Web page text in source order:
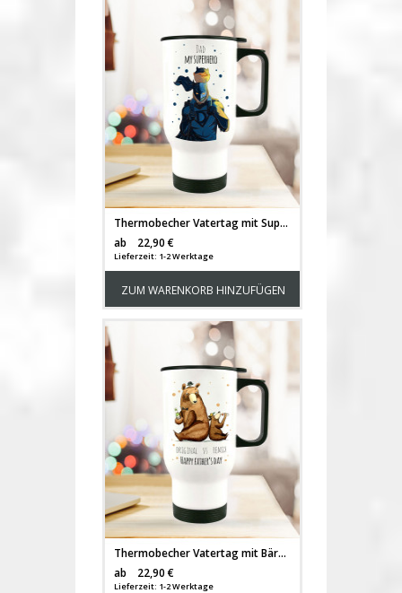
Thermobecher Vatertag mit Superhelden Punkten und Spruch dad my superhero tb092
ab
22,90 €
Lieferzeit: 1-2 Werktage
ZUM WARENKORB HINZUFÜGEN
Thermobecher Vatertag mit Bären Punkte und Spruch Original vs Remix happy father's day tb091
ab
22,90 €
Lieferzeit: 1-2 Werktage